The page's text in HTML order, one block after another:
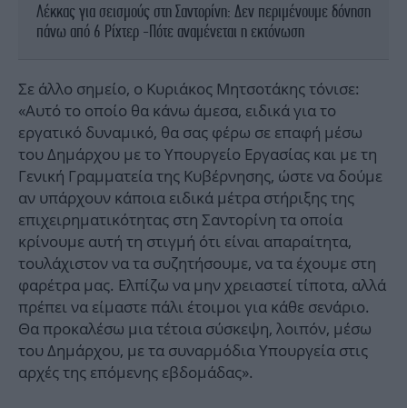
Λέκκας για σεισμούς στη Σαντορίνη: Δεν περιμένουμε δόνηση
πάνω από 6 Ρίχτερ -Πότε αναμένεται η εκτόνωση
Σε άλλο σημείο, ο Κυριάκος Μητσοτάκης τόνισε:
«Αυτό το οποίο θα κάνω άμεσα, ειδικά για το
εργατικό δυναμικό, θα σας φέρω σε επαφή μέσω
του Δημάρχου με το Υπουργείο Εργασίας και με τη
Γενική Γραμματεία της Κυβέρνησης, ώστε να δούμε
αν υπάρχουν κάποια ειδικά μέτρα στήριξης της
επιχειρηματικότητας στη Σαντορίνη τα οποία
κρίνουμε αυτή τη στιγμή ότι είναι απαραίτητα,
τουλάχιστον να τα συζητήσουμε, να τα έχουμε στη
φαρέτρα μας. Ελπίζω να μην χρειαστεί τίποτα, αλλά
πρέπει να είμαστε πάλι έτοιμοι για κάθε σενάριο.
Θα προκαλέσω μια τέτοια σύσκεψη, λοιπόν, μέσω
του Δημάρχου, με τα συναρμόδια Υπουργεία στις
αρχές της επόμενης εβδομάδας».